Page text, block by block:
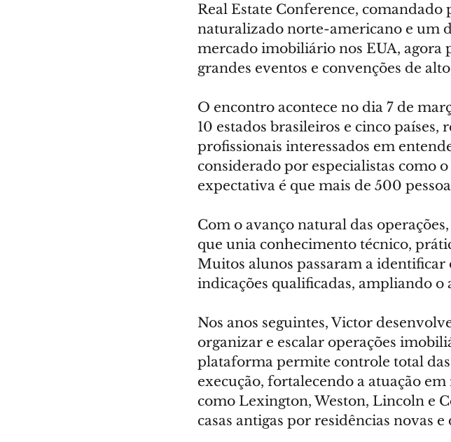
Real Estate Conference, comandado
naturalizado norte-americano e um
mercado imobiliário nos EUA, agora
grandes eventos e convenções de
O encontro acontece no dia 7 de
10 estados brasileiros e cinco
profissionais interessados em
considerado por especialistas como
expectativa é que mais de 500
Com o avanço natural das
que unia conhecimento técnico,
Muitos alunos passaram a
indicações qualificadas, ampliando o
Nos anos seguintes, Victor
organizar e escalar operações
plataforma permite controle total
execução, fortalecendo a atuação
como Lexington, Weston, Lincoln e
casas antigas por residências novas